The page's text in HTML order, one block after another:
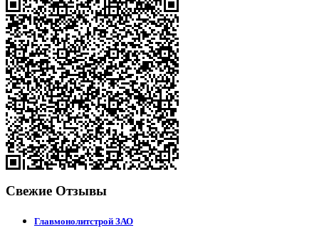
Свежие Отзывы
Главмонолитстрой ЗАО